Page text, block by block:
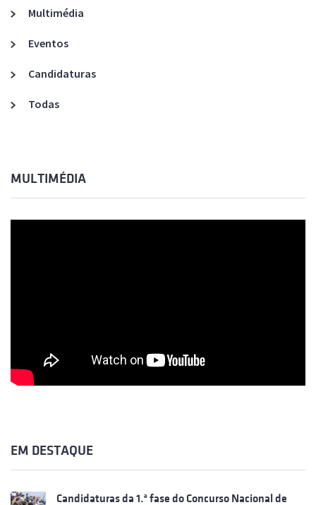
Multimédia
Eventos
Candidaturas
Todas
MULTIMÉDIA
EM DESTAQUE
Candidaturas da 1.ª fase do Concurso Nacional de